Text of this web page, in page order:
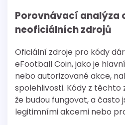
Porovnávací analýza
neoficiálních zdrojů
Oficiální zdroje pro kódy
eFootball Coin, jako je
nebo autorizované akce,
spolehlivosti. Kódy z těchto
že budou fungovat, a často
legitimními akcemi nebo